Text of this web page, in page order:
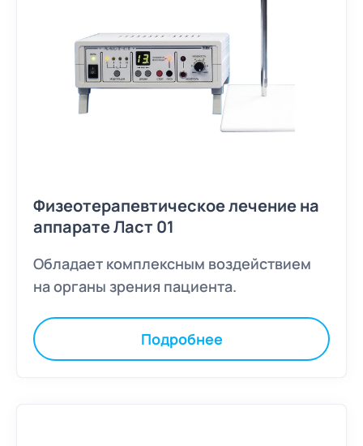
Физеотерапевтическое лечение на
аппарате Ласт 01
Обладает комплексным воздействием
на органы зрения пациента.
Подробнее